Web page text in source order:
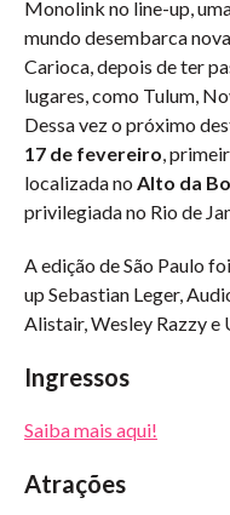
Monolink no line-up,
mundo desembarca
Carioca, depois de ter
lugares, como Tulum,
Dessa vez o próximo
17 de fevereiro,
localizada no Alto da
privilegiada no Rio de
A edição de São Paulo
up Sebastian Leger,
Alistair, Wesley Razzy e
Ingressos
Saiba mais aqui!
Atrações